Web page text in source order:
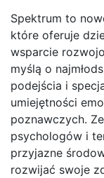
Spektrum to
które oferuje
wsparcie
myślą o
podejścia i
umiejętności
poznawczych.
psychologów i
przyjazne
rozwijać swoje